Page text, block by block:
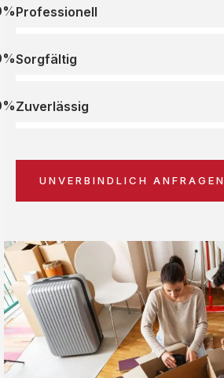
Professionell
Sorgfältig
Zuverlässig
UNVERBINDLICH ANFRAGEN